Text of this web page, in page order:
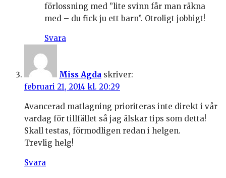
förlossning med ”lite svinn får man räkna
med – du fick ju ett barn”. Otroligt jobbigt!
Svara
Miss Agda skriver:
februari 21, 2014 kl. 20:29
Avancerad matlagning prioriteras inte direkt i vår
vardag för tillfället så jag älskar tips som detta!
Skall testas, förmodligen redan i helgen.
Trevlig helg!
Svara